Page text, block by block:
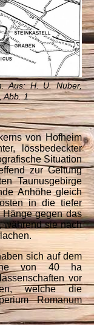
Aus: H. U. Nuber,
Abb. 1
von Hofheim
lössbedeckter
Situation
zur Geltung
Taunusgebirge
Anhöhe gleich
in die tiefer
gegen das
während sie nach
sich auf dem
von 40 ha
vor
welche die
Romanum